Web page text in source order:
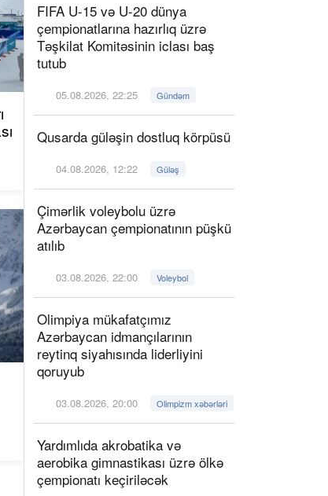
FIFA U-15 və U-20 dünya
çempionatlarına hazırlıq üzrə
Təşkilat Komitəsinin iclası baş
tutub
05.08.2026, 22:25 Gündəm
Qusarda güləşin dostluq körpüsü
04.08.2026, 12:22 Güləş
Çimərlik voleybolu üzrə
Azərbaycan çempionatının püşkü
atılıb
03.08.2026, 22:00 Voleybol
Olimpiya mükafatçımız
Azərbaycan idmançılarının
reytinq siyahısında liderliyini
qoruyub
03.08.2026, 20:00 Olimpizm xəbərləri
Yardımlıda akrobatika və
aerobika gimnastikası üzrə ölkə
çempionatı keçiriləcək